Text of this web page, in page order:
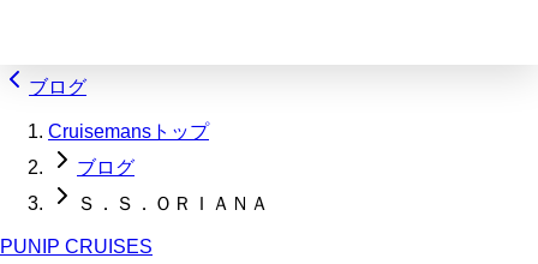
ブログ
Cruisemansトップ
ブログ
Ｓ．Ｓ．ＯＲＩＡＮＡ
PUNIP CRUISES